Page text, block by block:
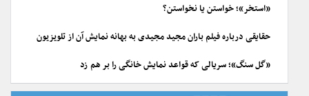
«استخر»؛ خواستن یا نخواستن؟
حقایقی درباره فیلم باران مجید مجیدی به بهانه نمایش آن از تلویزیون
«گل سنگ»؛ سریالی که قواعد نمایش خانگی را بر هم زد